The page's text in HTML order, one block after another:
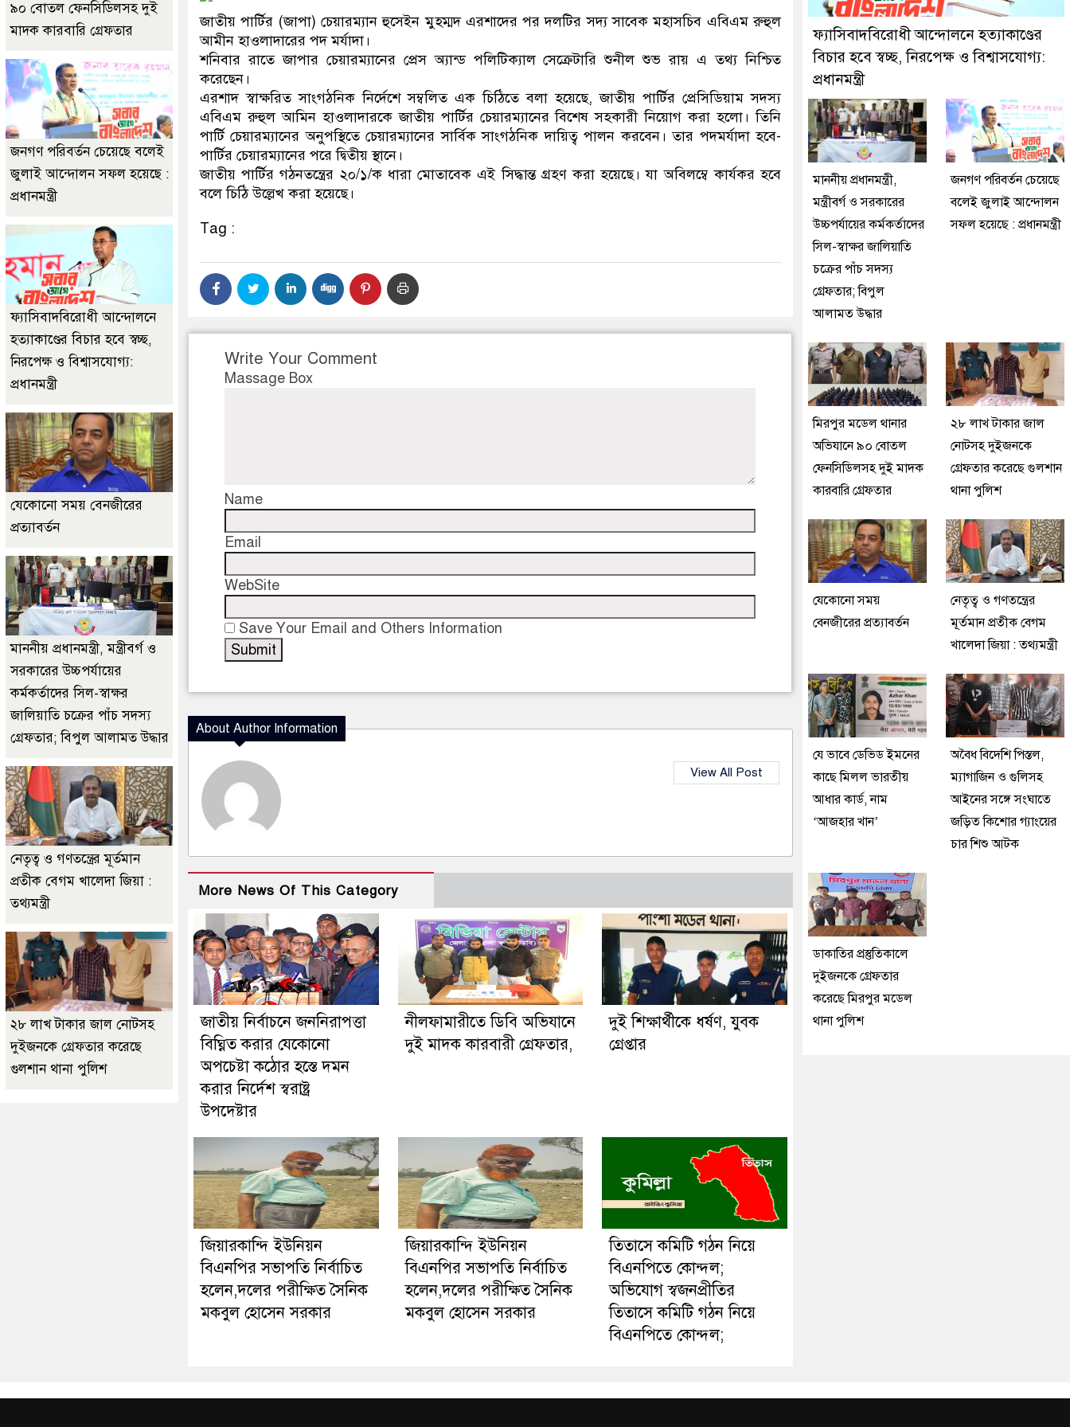
ডাকাতির প্রস্তুতিকালে দুইজনকে গ্রেফতার করেছে মিরপুর মডেল থানা পুলিশ
জাতীয় পার্টির (জাপা) চেয়ারম্যান হুসেইন মুহম্মদ এরশাদের পর দলটির সদ্য সাবেক মহাসচিব এবিএম রুহুল
আমীন হাওলাদারের পদ মর্যাদা।
শনিবার রাতে জাপার চেয়ারম্যানের প্রেস অ্যান্ড পলিটিক্যাল সেক্রেটারি শুনীল শুভ রায় এ তথ্য নিশ্চিত
করেছেন।
এরশাদ স্বাক্ষরিত সাংগঠনিক নির্দেশে সম্বলিত এক চিঠিতে বলা হয়েছে, জাতীয় পার্টির প্রেসিডিয়াম সদস্য
এবিএম রুহুল আমিন হাওলাদারকে জাতীয় পার্টির চেয়ারম্যানের বিশেষ সহকারী নিয়োগ করা হলো। তিনি
পার্টি চেয়ারম্যানের অনুপস্থিতে চেয়ারম্যানের সার্বিক সাংগঠনিক দায়িত্ব পালন করবেন। তার পদমর্যাদা হবে-
পার্টির চেয়ারম্যানের পরে দ্বিতীয় স্থানে।
জাতীয় পার্টির গঠনতন্ত্রের ২০/১/ক ধারা মোতাবেক এই সিদ্ধান্ত গ্রহণ করা হয়েছে। যা অবিলম্বে কার্যকর হবে
বলে চিঠি উল্লেখ করা হয়েছে।
Tag :
Write Your Comment
Massage Box
Name
Email
WebSite
Save Your Email and Others Information
About Author Information
View All Post
More News Of This Category
জাতীয় নির্বাচনে জননিরাপত্তা
বিঘ্নিত করার যেকোনো
অপচেষ্টা কঠোর হস্তে দমন
করার নির্দেশ স্বরাষ্ট্র
উপদেষ্টার
নীলফামারীতে ডিবি অভিযানে
দুই মাদক কারবারী গ্রেফতার,
দুই শিক্ষার্থীকে ধর্ষণ, যুবক
গ্রেপ্তার
জিয়ারকান্দি ইউনিয়ন
বিএনপির সভাপতি নির্বাচিত
হলেন,দলের পরীক্ষিত সৈনিক
মকবুল হোসেন সরকার
জিয়ারকান্দি ইউনিয়ন
বিএনপির সভাপতি নির্বাচিত
হলেন,দলের পরীক্ষিত সৈনিক
মকবুল হোসেন সরকার
তিতাসে কমিটি গঠন নিয়ে
বিএনপিতে কোন্দল;
অভিযোগ স্বজনপ্রীতির
তিতাসে কমিটি গঠন নিয়ে
বিএনপিতে কোন্দল;
৯০ বোতল ফেনসিডিলসহ দুই
মাদক কারবারি গ্রেফতার
জনগণ পরিবর্তন চেয়েছে বলেই
জুলাই আন্দোলন সফল হয়েছে :
প্রধানমন্ত্রী
ফ্যাসিবাদবিরোধী আন্দোলনে
হত্যাকাণ্ডের বিচার হবে স্বচ্ছ,
নিরপেক্ষ ও বিশ্বাসযোগ্য:
প্রধানমন্ত্রী
যেকোনো সময় বেনজীরের
প্রত্যাবর্তন
মাননীয় প্রধানমন্ত্রী, মন্ত্রীবর্গ ও
সরকারের উচ্চপর্যায়ের
কর্মকর্তাদের সিল-স্বাক্ষর
জালিয়াতি চক্রের পাঁচ সদস্য
গ্রেফতার; বিপুল আলামত উদ্ধার
নেতৃত্ব ও গণতন্ত্রের মূর্তমান
প্রতীক বেগম খালেদা জিয়া :
তথ্যমন্ত্রী
২৮ লাখ টাকার জাল নোটসহ
দুইজনকে গ্রেফতার করেছে
গুলশান থানা পুলিশ
ফ্যাসিবাদবিরোধী আন্দোলনে হত্যাকাণ্ডের
বিচার হবে স্বচ্ছ, নিরপেক্ষ ও বিশ্বাসযোগ্য:
প্রধানমন্ত্রী
মাননীয় প্রধানমন্ত্রী,
মন্ত্রীবর্গ ও সরকারের
উচ্চপর্যায়ের কর্মকর্তাদের
সিল-স্বাক্ষর জালিয়াতি
চক্রের পাঁচ সদস্য
গ্রেফতার; বিপুল
আলামত উদ্ধার
জনগণ পরিবর্তন চেয়েছে
বলেই জুলাই আন্দোলন
সফল হয়েছে : প্রধানমন্ত্রী
মিরপুর মডেল থানার
অভিযানে ৯০ বোতল
ফেনসিডিলসহ দুই মাদক
কারবারি গ্রেফতার
২৮ লাখ টাকার জাল
নোটসহ দুইজনকে
গ্রেফতার করেছে গুলশান
থানা পুলিশ
যেকোনো সময়
বেনজীরের প্রত্যাবর্তন
নেতৃত্ব ও গণতন্ত্রের
মূর্তমান প্রতীক বেগম
খালেদা জিয়া : তথ্যমন্ত্রী
যে ভাবে ডেভিড ইমনের
কাছে মিলল ভারতীয়
আধার কার্ড, নাম
‘আজহার খান’
অবৈধ বিদেশি পিস্তল,
ম্যাগাজিন ও গুলিসহ
আইনের সঙ্গে সংঘাতে
জড়িত কিশোর গ্যাংয়ের
চার শিশু আটক
ডাকাতির প্রস্তুতিকালে
দুইজনকে গ্রেফতার
করেছে মিরপুর মডেল
থানা পুলিশ